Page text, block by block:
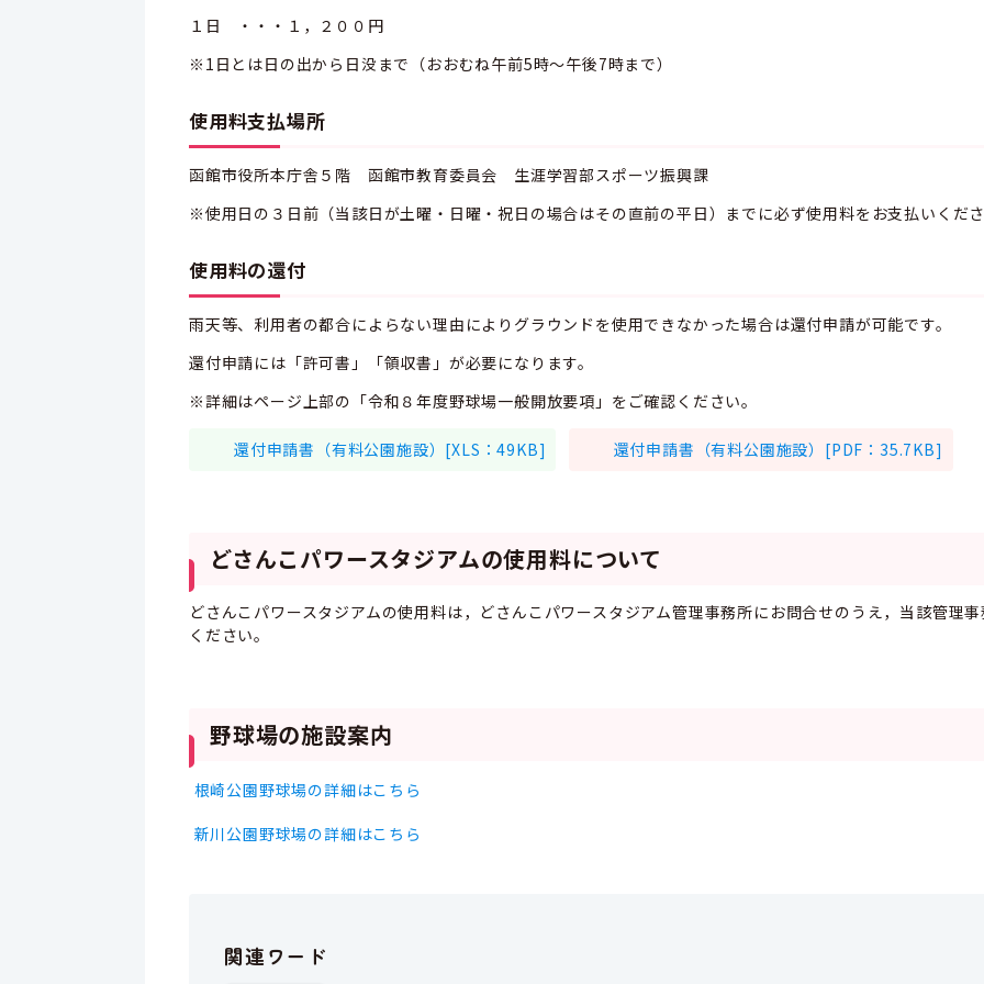
１日 ・・・１，２００円
※1日とは日の出から日没まで（おおむね午前5時～午後7時まで）
使用料支払場所
函館市役所本庁舎５階 函館市教育委員会 生涯学習部スポーツ振興課
※使用日の３日前（当該日が土曜・日曜・祝日の場合はその直前の平日）までに必ず使用料をお支払いくだ
使用料の還付
雨天等、利用者の都合によらない理由によりグラウンドを使用できなかった場合は還付申請が可能です。
還付申請には「許可書」「領収書」が必要になります。
※詳細はページ上部の「令和８年度野球場一般開放要項」をご確認ください。
還付申請書（有料公園施設）[XLS：49KB] 還付申請書（有料公園施設）[PDF：35.7KB]
どさんこパワースタジアムの使用料について
どさんこパワースタジアムの使用料は，どさんこパワースタジアム管理事務所にお問合せのうえ，当該管理
ください。
野球場の施設案内
根崎公園野球場の詳細はこちら
新川公園野球場の詳細はこちら
関連ワード